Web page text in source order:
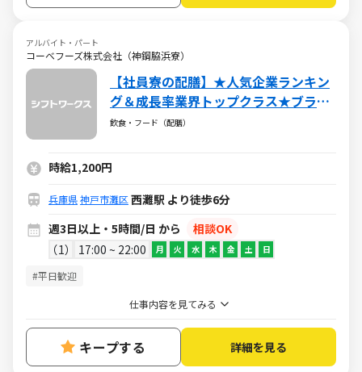
アルバイト・パート
コーベフーズ株式会社（神鋼脇浜寮）
【社員寮の配膳】★人気企業ランキン
グ＆成長率業界トップクラス★ブラン
クOK★お得な社割★安定の老舗企業グ
飲食・フード（配膳）
時給1,200円
兵庫県神戸市灘区 西灘駅 より徒歩6分
週3日以上・5時間/日 から
相談OK
1
17:00 ~ 22:00 月 火 水 木 金 土 日
#平日歓迎
仕事内容を見てみる
キープする 詳細を見る